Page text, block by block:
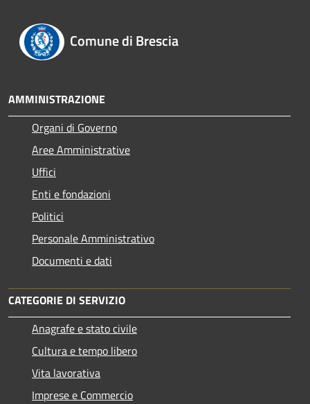
Comune di Brescia
AMMINISTRAZIONE
Organi di Governo
Aree Amministrative
Uffici
Enti e fondazioni
Politici
Personale Amministrativo
Documenti e dati
CATEGORIE DI SERVIZIO
Anagrafe e stato civile
Cultura e tempo libero
Vita lavorativa
Imprese e Commercio